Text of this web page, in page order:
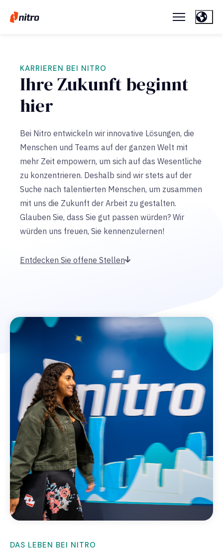
KARRIEREN BEI NITRO
Ihre Zukunft beginnt
hier
Bei Nitro entwickeln wir innovative Lösungen, die
Menschen und Teams auf der ganzen Welt mit
mehr Zeit empowern, um sich auf das Wesentliche
zu konzentrieren. Deshalb sind wir stets auf der
Suche nach talentierten Menschen, um zusammen
mit uns die Zukunft der Arbeit zu gestalten.
Glauben Sie, dass Sie gut passen würden? Wir
würden uns freuen, Sie kennenzulernen!
Entdecken Sie offene Stellen
DAS LEBEN BEI NITRO